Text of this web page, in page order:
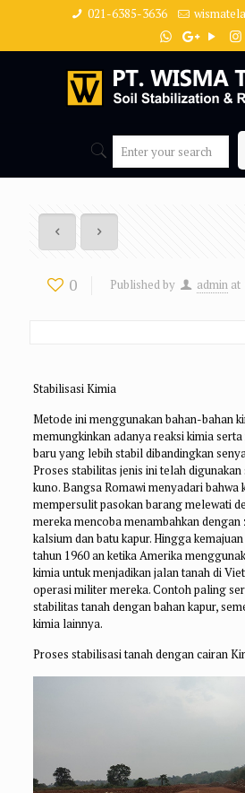
021-6385-3636
0 Published by admin at
Stabilisasi Kimia
Metode ini menggunakan bahan-bahan
memungkinkan adanya reaksi kimia
baru yang lebih stabil dibandingkan
Proses stabilitas jenis ini telah digunakan
kuno. Bangsa Romawi menyadari bahwa
mempersulit pasokan barang melewati
mereka mencoba menambahkan
kalsium dan batu kapur. Hingga
tahun 1960 an ketika Amerika
kimia untuk menjadikan jalan tanah di
operasi militer mereka. Contoh paling
stabilitas tanah dengan bahan kapur,
kimia lainnya.
Proses stabilisasi tanah dengan cairan